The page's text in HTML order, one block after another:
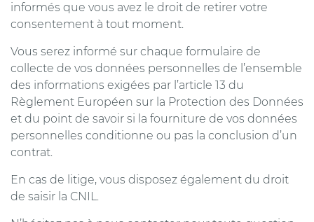
informés que vous avez le droit de retirer votre
consentement à tout moment.
Vous serez informé sur chaque formulaire de
collecte de vos données personnelles de l’ensemble
des informations exigées par l’article 13 du
Règlement Européen sur la Protection des Données
et du point de savoir si la fourniture de vos données
personnelles conditionne ou pas la conclusion d’un
contrat.
En cas de litige, vous disposez également du droit
de saisir la CNIL.